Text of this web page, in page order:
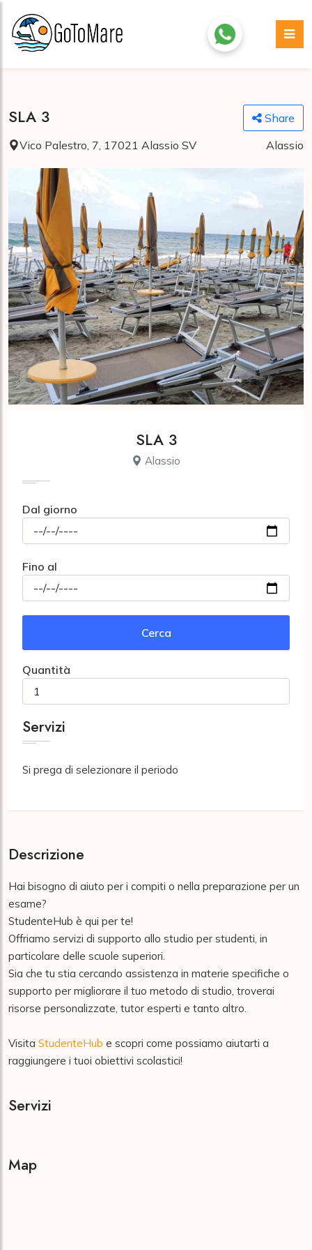
SLA 3
Share
Vico Palestro, 7, 17021 Alassio SV
Alassio
SLA 3
Alassio
Dal giorno
Fino al
Cerca
Quantità
Servizi
Si prega di selezionare il periodo
Descrizione
Hai bisogno di aiuto per i compiti o nella preparazione per un
esame?
StudenteHub è qui per te!
Offriamo servizi di supporto allo studio per studenti, in
particolare delle scuole superiori.
Sia che tu stia cercando assistenza in materie specifiche o
supporto per migliorare il tuo metodo di studio, troverai
risorse personalizzate, tutor esperti e tanto altro.
Visita StudenteHub e scopri come possiamo aiutarti a
raggiungere i tuoi obiettivi scolastici!
Servizi
Map